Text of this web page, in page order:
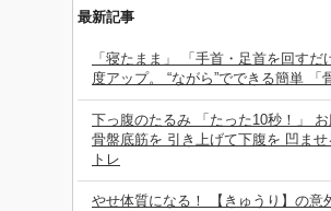
最新記事
「寝たまま」 「手首・足首を回すだ
度アップ。 “ながら”でできる簡単 「
下っ腹のたるみ 「たった10秒！」 お
骨盤底筋を 引き上げて下腹を 凹ませ
トレ
やせ体質になる！ 【きゅうり】の意